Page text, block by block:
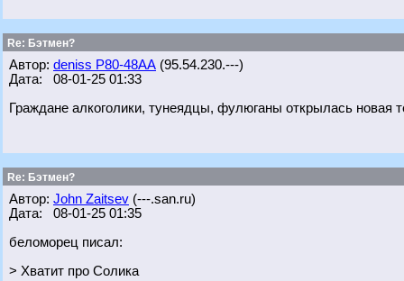
Re: Бэтмен?
Автор: deniss Р80-48АА (95.54.230.---)
Дата: 08-01-25 01:33
Граждане алкоголики, тунеядцы, фулюганы открылась новая
Re: Бэтмен?
Автор: John Zaitsev (---.san.ru)
Дата: 08-01-25 01:35
беломорец писал:
> Хватит про Солика